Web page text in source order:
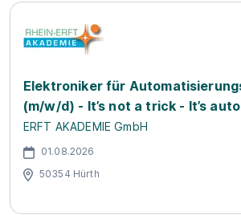
Elektroniker für
(m/w/d) - It’s not a trick - It’s
ERFT AKADEMIE GmbH
01.08.2026
50354 Hürth